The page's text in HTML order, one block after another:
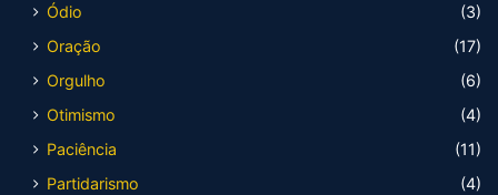
Ódio
(3)
Oração
(17)
Orgulho
(6)
Otimismo
(4)
Paciência
(11)
Partidarismo
(4)